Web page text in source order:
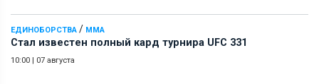
ЕДИНОБОРСТВА / ММА
Стал известен полный кард турнира UFC 331
10:00 | 07 августа